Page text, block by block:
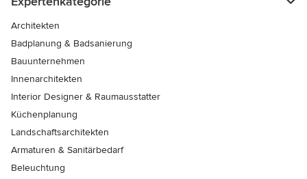
Architekten
Badplanung & Badsanierung
Bauunternehmen
Innenarchitekten
Interior Designer & Raumausstatter
Küchenplanung
Landschaftsarchitekten
Armaturen & Sanitärbedarf
Beleuchtung